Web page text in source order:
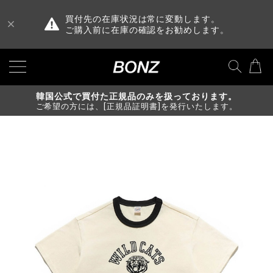
買付先の在庫状況は常に変動します。
ご購入前に在庫の確認をお勧めします。
韓国公式で買付た正規品のみを扱っております。
ご希望の方には、[正規品証明書]を発行いたします。